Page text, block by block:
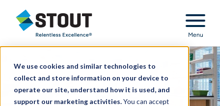
We use cookies and similar technologies to
collect and store information on your device to
operate our site, understand how it is used, and
support our marketing activities.You can accept
Stout Relentless Excellence
Menu